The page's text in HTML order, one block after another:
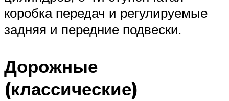
коробка передач и регулируемые
задняя и передние подвески.
Дорожные
(классические)